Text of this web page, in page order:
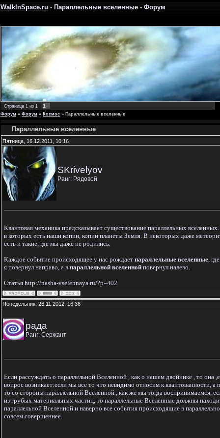
WalkInSpace.ru- Параллельные вселенные - Форум
Страница 1 из 1 1
Форум » Форум » Космос » Параллельные вселенные
Параллельные вселенные
Пятница, 16.12.2011, 10:16
SKrivelyov
Ранг: Рядовой
Квантовая механика предсказывает существование параллельных
в которых есть наши копии, копии планеты Земля. В некоторых даже
есть и такие, где мы даже не родились.
Каждое событие происходящее у нас рождает параллельные вселенные,
я повернул направо, а в параллельной вселенной повернул налево.
Статья http://nasha-vselennaya.ru/?p=402
Понедельник, 26.11.2012, 16:36
рада
Ранг: Сержант
Если рассуждать о параллельной Вселенной , как о нашем двойнике , то она
вопрос возникает:если мы все то что невидимо относим к квантованности,
то со стороны параллельной Вселенной , как же мы тогда воспринимаемся,
из грубых материальных частиц, то параллельные Вселенные должны
параллельной Вселенной и наверно все события происходящие в
совсем совершеннее.